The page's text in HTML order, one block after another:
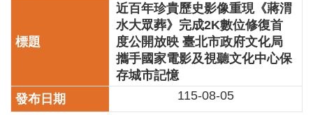
業
目
近百年珍貴歷史影像重現《蔣渭
水大眾葬》完成2K數位修復首
度公開放映 臺北市政府文化局
攜手國家電影及視聽文化中心保
存城市記憶
115-08-05